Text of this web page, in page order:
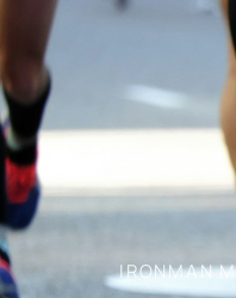
IRONMAN